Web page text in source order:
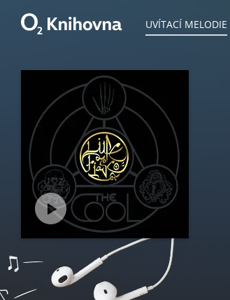
UVÍTACÍ MELODIE